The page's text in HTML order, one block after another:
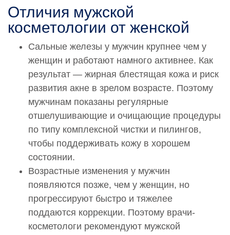
Накожное применение лекарственных препаратов
Биохайлюкс ( Biohyalux) 09
18 000 руб.
0002455
Накожное применение лекарственных препаратов
Биохайлюкс ( Biohyalux) 18
22 000 руб.
0002467
Накожное применение лекарственных препаратов
Биохайлюкс ( Biohyalux) 25
22 000 руб.
0002815
Введение искусственных имплантатов в мягкие
ткани Биохайлюкс ( Biohyalux) Mevita С
23 000 руб.
0002833
Отличия мужской
косметологии от женской
Сальные железы у мужчин крупнее чем у
женщин и работают намного активнее. Как
результат — жирная блестящая кожа и риск
развития акне в зрелом возрасте. Поэтому
мужчинам показаны регулярные
отшелушивающие и очищающие процедуры
по типу комплексной чистки и пилингов,
чтобы поддерживать кожу в хорошем
состоянии.
Возрастные изменения у мужчин
появляются позже, чем у женщин, но
прогрессируют быстро и тяжелее
поддаются коррекции. Поэтому врачи-
косметологи рекомендуют мужской